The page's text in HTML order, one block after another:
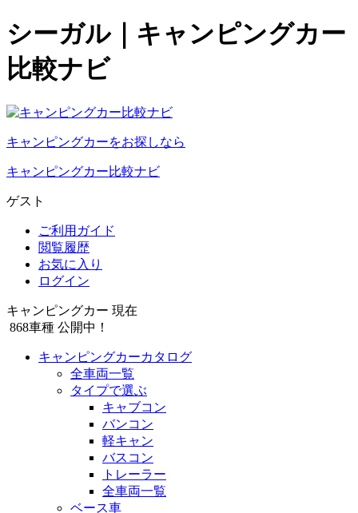
シーガル｜キャンピングカー
比較ナビ
キャンピングカーをお探しなら
キャンピングカー比較ナビ
ゲスト
ご利用ガイド
閲覧履歴
お気に入り
ログイン
キャンピングカー 現在
868車種 公開中！
キャンピングカーカタログ
全車両一覧
タイプで選ぶ
キャブコン
バンコン
軽キャン
バスコン
トレーラー
全車両一覧
ベース車